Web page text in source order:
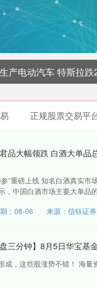
产电动汽车 特斯拉跌
正规股票交易平
品大幅领跌 白酒大单品
”重磅上线 知名白酒真实市
，中国白酒市场主要大单品
：08-06 来源：信钰证券
三分钟】8月5日华宝基
成，这些股涨势不错！ 海